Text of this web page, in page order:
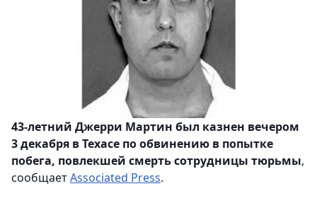
43-летний Джерри Мартин был казнен вечером
3 декабря в Техасе по обвинению в попытке
побега, повлекшей смерть сотрудницы тюрьмы,
сообщаетAssociated Press.